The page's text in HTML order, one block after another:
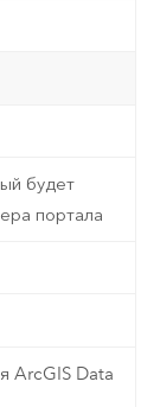
будет
портала
ArcGIS Data